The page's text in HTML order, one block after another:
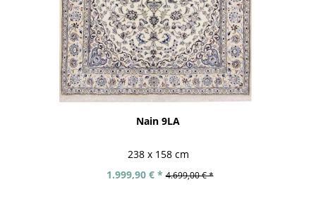
Nain 9LA
238 x 158 cm
1.999,90 € * 4.699,00 € *